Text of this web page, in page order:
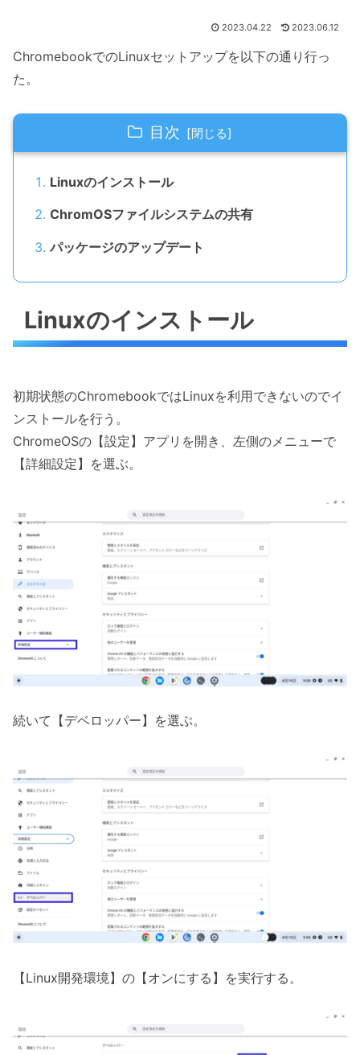
2023.04.22 2023.06.12
ChromebookでのLinuxセットアップを以下の通り行っ
た。
目次
Linuxのインストール
ChromOSファイルシステムの共有
パッケージのアップデート
Linuxのインストール
初期状態のChromebookではLinuxを利用できないのでイ
ンストールを行う。
ChromeOSの【設定】アプリを開き、左側のメニューで
【詳細設定】を選ぶ。
続いて【デベロッパー】を選ぶ。
【Linux開発環境】の【オンにする】を実行する。